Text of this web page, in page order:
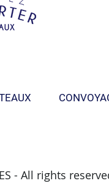
- All rights